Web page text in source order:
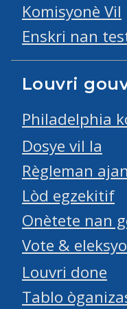
Komisyonè Vil
Enskri nan
Louvri
Philadelphia
Dosye vil la
Règleman
Lòd egzekitif
Onètete nan
Vote &
Louvri done
Tablo